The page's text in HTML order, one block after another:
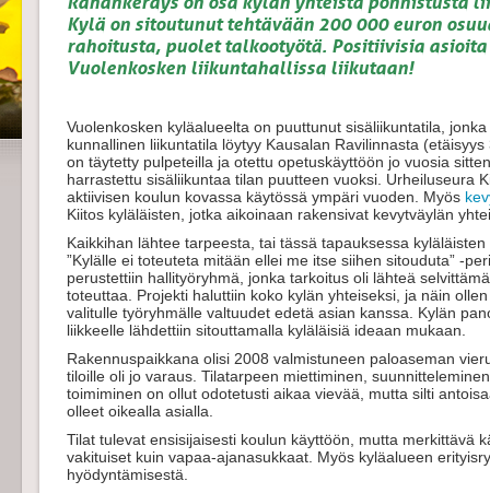
Kylä on sitoutunut tehtävään 200 000 euron
rahoitusta, puolet talkootyötä. Positiivisia
Vuolenkosken liikuntahallissa liikutaan!
Vuolenkosken kyläalueelta on puuttunut sisäliikuntatila,
kunnallinen liikuntatila löytyy Kausalan Ravilinnasta
on täytetty pulpeteilla ja otettu opetuskäyttöön jo vuosia
harrastettu sisäliikuntaa tilan puutteen vuoksi. Urheiluseura
aktiivisen koulun kovassa käytössä ympäri vuoden. Myös
Kiitos kyläläisten, jotka aikoinaan rakensivat kevytväylän
Kaikkihan lähtee tarpeesta, tai tässä tapauksessa
”Kylälle ei toteuteta mitään ellei me itse siihen sitouduta” -
perustettiin hallityöryhmä, jonka tarkoitus oli lähteä
toteuttaa. Projekti haluttiin koko kylän yhteiseksi, ja näin
valitulle työryhmälle valtuudet edetä asian kanssa. Kylän
liikkeelle lähdettiin sitouttamalla kyläläisiä ideaan mukaan.
Rakennuspaikkana olisi 2008 valmistuneen paloaseman
tiloille oli jo varaus. Tilatarpeen miettiminen,
toimiminen on ollut odotetusti aikaa vievää, mutta silti
olleet oikealla asialla.
Tilat tulevat ensisijaisesti koulun käyttöön, mutta merkittävä
vakituiset kuin vapaa-ajanasukkaat. Myös kyläalueen
hyödyntämisestä.